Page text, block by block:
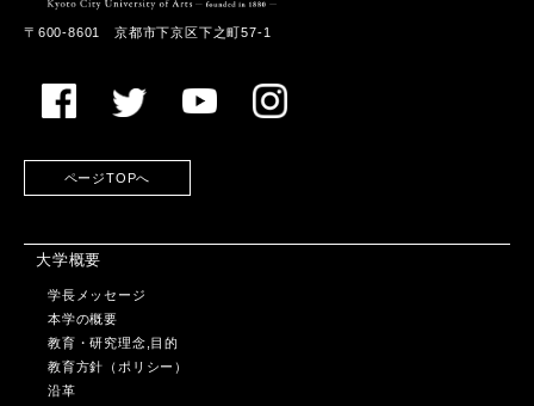
〒600-8601 京都市下京区下之町57-1
ページTOPへ
大学概要
学長メッセージ
本学の概要
教育・研究理念,目的
教育方針（ポリシー）
沿革